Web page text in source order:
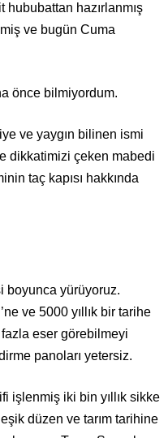
hazırlanmış
ve bugün Cuma
önce bilmiyordum.
ve yaygın bilinen ismi
dikkatimizi çeken mabedi
taç kapısı hakkında
boyunca yürüyoruz.
ve 5000 yıllık bir tarihe
eser görebilmeyi
panoları yetersiz.
işlenmiş iki bin yıllık sikke
düzen ve tarım tarihine